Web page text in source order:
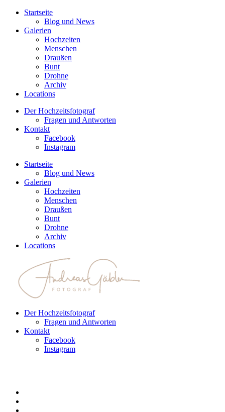
Startseite
Blog und News
Galerien
Hochzeiten
Menschen
Draußen
Bunt
Drohne
Archiv
Locations
Der Hochzeitsfotograf
Fragen und Antworten
Kontakt
Facebook
Instagram
Startseite
Blog und News
Galerien
Hochzeiten
Menschen
Draußen
Bunt
Drohne
Archiv
Locations
Der Hochzeitsfotograf
Fragen und Antworten
Kontakt
Facebook
Instagram